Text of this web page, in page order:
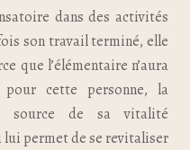
dans des activités
son travail terminé, elle
que l’élémentaire n’aura
cette personne, la
source de sa vitalité
permet de se revitaliser